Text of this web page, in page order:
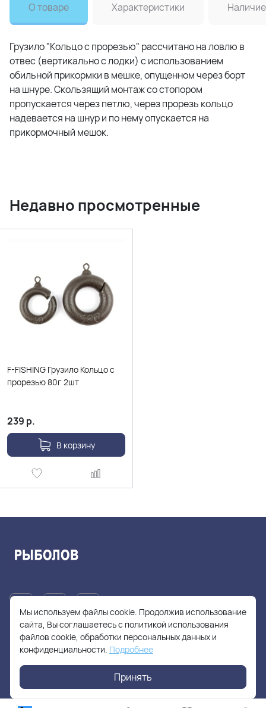
О товаре Характеристики Наличие
Грузило "Кольцо с прорезью" рассчитано на ловлю в
отвес (вертикально с лодки) с использованием
обильной прикормки в мешке, опущенном через борт
на шнуре. Скользящий монтаж со стопором
пропускается через петлю, через прорезь кольцо
надевается на шнур и по нему опускается на
прикормочный мешок.
Недавно просмотренные
F-FISHING Грузило Кольцо с
прорезью 80г 2шт
239 р.
В корзину
+7(905)705-55-49
fishhuntershop@yandex.ru
Мы используем файлы cookie. Продолжив использование
сайта, Вы соглашаетесь с политикой использования
файлов cookie, обработки персональных данных и
конфиденциальности. Подробнее
Принять